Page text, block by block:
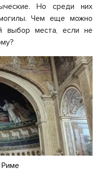
Но среди них
могилы. Чем еще можно
выбор места, если не
Риме